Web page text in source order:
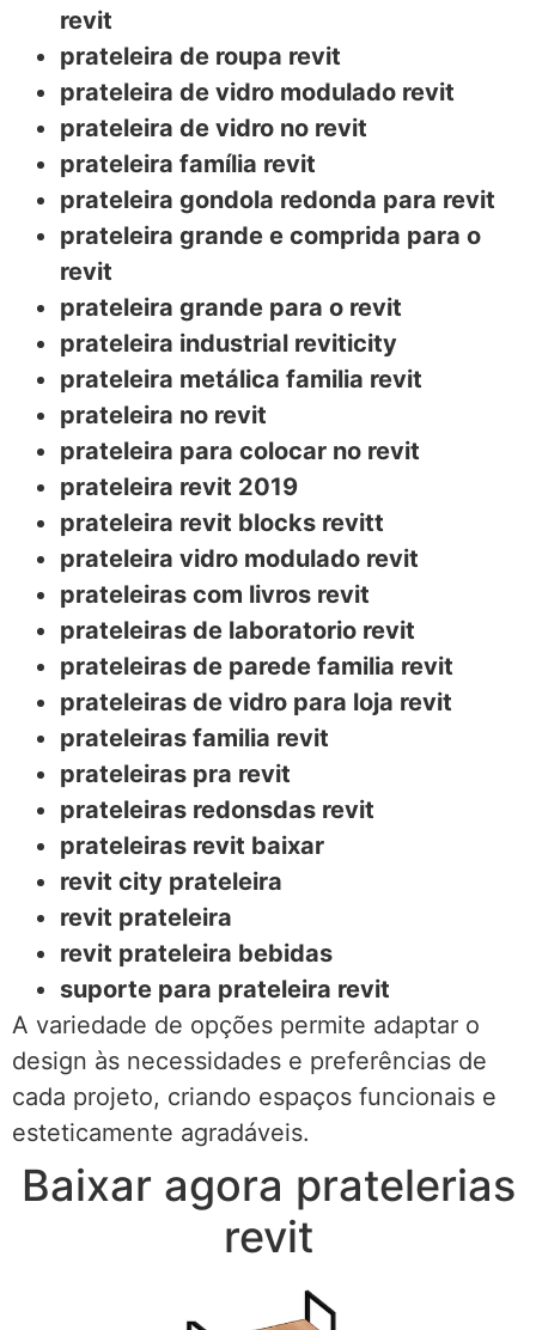
revit
prateleira de roupa revit
prateleira de vidro modulado revit
prateleira de vidro no revit
prateleira família revit
prateleira gondola redonda para revit
prateleira grande e comprida para o
revit
prateleira grande para o revit
prateleira industrial reviticity
prateleira metálica familia revit
prateleira no revit
prateleira para colocar no revit
prateleira revit 2019
prateleira revit blocks revitt
prateleira vidro modulado revit
prateleiras com livros revit
prateleiras de laboratorio revit
prateleiras de parede familia revit
prateleiras de vidro para loja revit
prateleiras familia revit
prateleiras pra revit
prateleiras redonsdas revit
prateleiras revit baixar
revit city prateleira
revit prateleira
revit prateleira bebidas
suporte para prateleira revit
A variedade de opções permite adaptar o
design às necessidades e preferências de
cada projeto, criando espaços funcionais e
esteticamente agradáveis.
Baixar agora pratelerias
revit